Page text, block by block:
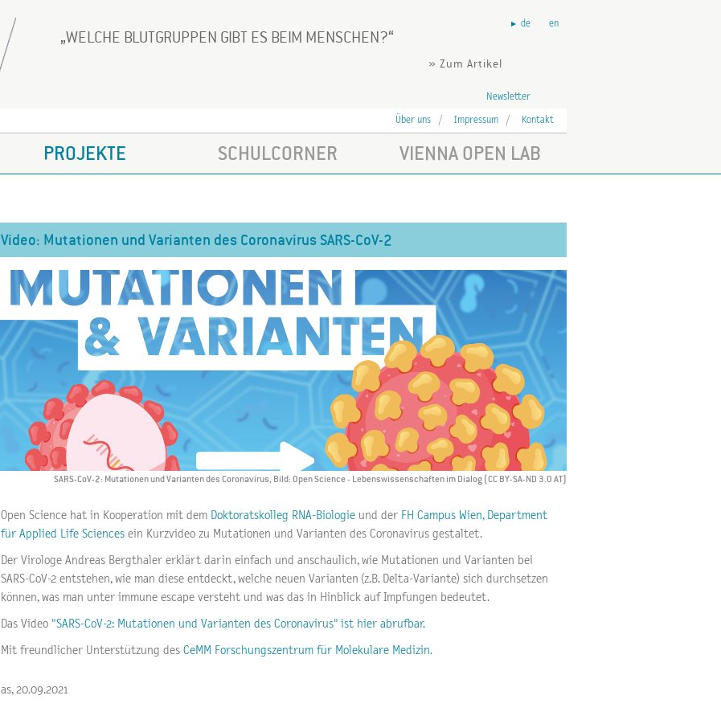
WELCHE BLUTGRUPPEN GIBT ES BEIM MENSCHEN?
» Zum Artikel
de en
Newsletter
Über uns Impressum Kontakt
PROJEKTE SCHULCORNER VIENNA OPEN LAB
Video: Mutationen und Varianten des Coronavirus SARS-CoV-2
SARS-CoV-2: Mutationen und Varianten des Coronavirus, Bild: Open Science - Lebenswissenschaften im Dialog (CC BY-SA-ND 3.0 AT)
Open Science hat in Kooperation mit dem Doktoratskolleg RNA-Biologie und der FH Campus Wien, Department
für Applied Life Sciences ein Kurzvideo zu Mutationen und Varianten des Coronavirus gestaltet.
Der Virologe Andreas Bergthaler erklärt darin einfach und anschaulich, wie Mutationen und Varianten bei
SARS-CoV-2 entstehen, wie man diese entdeckt, welche neuen Varianten (z.B. Delta-Variante) sich durchsetzen
können, was man unter immune escape versteht und was das in Hinblick auf Impfungen bedeutet.
Das Video "SARS-CoV-2: Mutationen und Varianten des Coronavirus" ist hier abrufbar.
Mit freundlicher Unterstützung des CeMM Forschungszentrum für Molekulare Medizin.
as, 20.09.2021